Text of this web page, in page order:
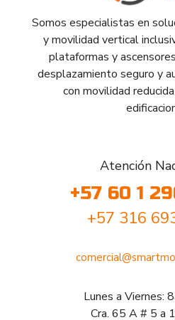
Somos especialistas en
y movilidad vertical
plataformas y
desplazamiento seguro y
con movilidad
Atención
+57 60 1
+57 316
Lunes a Viernes:
Cra. 65 A # 5 a